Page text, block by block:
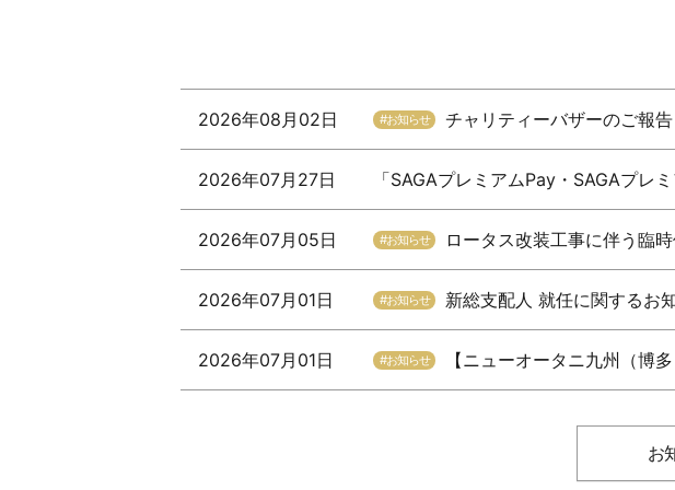
2026年08月02日 #お知らせ チャリティーバザーのご報告
2026年07月27日 「SAGAプレミアムPay・SAGAプレ
2026年07月05日 #お知らせ ロータス改装工事に伴う臨
2026年07月01日 #お知らせ 新総支配人 就任に関するお
2026年07月01日 #お知らせ 【ニューオータニ九州（博
お